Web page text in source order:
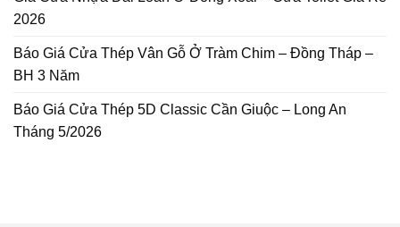
2026
Báo Giá Cửa Thép Vân Gỗ Ở Tràm Chim – Đồng Tháp –
BH 3 Năm
Báo Giá Cửa Thép 5D Classic Cần Giuộc – Long An
Tháng 5/2026